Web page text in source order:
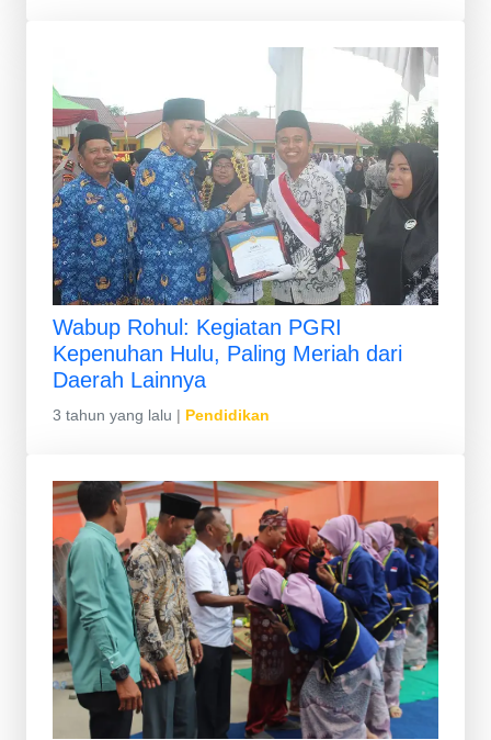
Wabup Rohul: Kegiatan PGRI
Kepenuhan Hulu, Paling Meriah dari
Daerah Lainnya
3 tahun yang lalu | Pendidikan